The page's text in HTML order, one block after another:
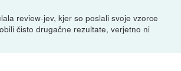
review-jev, kjer so poslali svoje vzorce
čisto drugačne rezultate, verjetno ni